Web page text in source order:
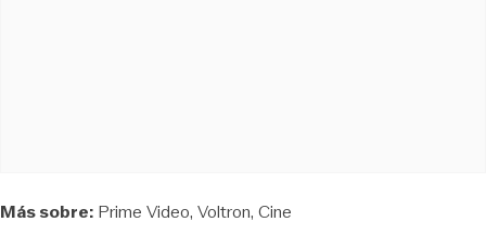
Más sobre: Prime Video Voltron Cine